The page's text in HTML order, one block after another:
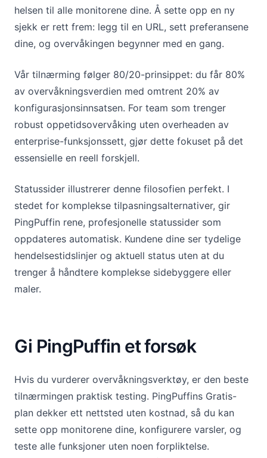
helsen til alle monitorene dine. Å sette opp en ny
sjekk er rett frem: legg til en URL, sett preferansene
dine, og overvåkingen begynner med en gang.
Vår tilnærming følger 80/20-prinsippet: du får 80%
av overvåkningsverdien med omtrent 20% av
konfigurasjonsinnsatsen. For team som trenger
robust oppetidsovervåking uten overheaden av
enterprise-funksjonssett, gjør dette fokuset på det
essensielle en reell forskjell.
Statussider illustrerer denne filosofien perfekt. I
stedet for komplekse tilpasningsalternativer, gir
PingPuffin rene, profesjonelle statussider som
oppdateres automatisk. Kundene dine ser tydelige
hendelsestidslinjer og aktuell status uten at du
trenger å håndtere komplekse sidebyggere eller
maler.
Gi PingPuffin et forsøk
Hvis du vurderer overvåkningsverktøy, er den beste
tilnærmingen praktisk testing. PingPuffins Gratis-
plan dekker ett nettsted uten kostnad, så du kan
sette opp monitorene dine, konfigurere varsler, og
teste alle funksjoner uten noen forpliktelse.